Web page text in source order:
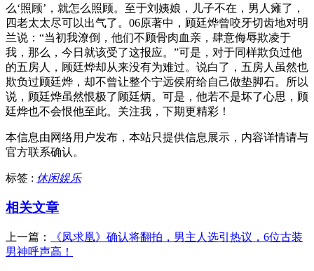
么‘照顾’，就怎么照顾。至于刘姨娘，儿子不在，男人瘫了，
四老太太尽可以出气了。06原著中，顾廷烨曾咬牙切齿地对明
兰说：“当初我潦倒，他们不顾骨肉血亲，肆意侮辱欺凌于
我，那么，今日就该受了这报应。”可是，对于同样欺负过他
的五房人，顾廷烨却从来没有为难过。说白了，五房人虽然也
欺负过顾廷烨，却不曾让整个宁远侯府给自己做垫脚石。所以
说，顾廷烨虽然恨极了顾廷炳。可是，他若不是坏了心思，顾
廷烨也不会恨他至此。关注我，下期更精彩！
本信息由网络用户发布， 本站只提供信息展示，内容详情请与
官方联系确认。
标签 : 休闲娱乐
相关文章
上一篇：
《凤求凰》确认将翻拍，男主人选引热议，6位古装
男神呼声高！